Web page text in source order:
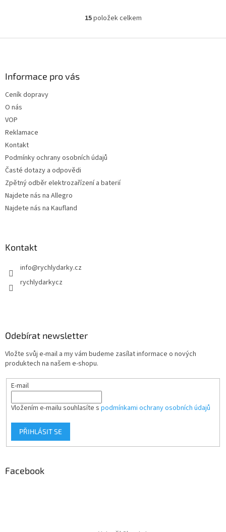
pomocníkem hravě vyrovnáte
O
l
s
15položek celkem
Informace pro vás
Ceník dopravy
O nás
VOP
Reklamace
Kontakt
Podmínky ochrany osobních údajů
Časté dotazy a odpovědi
Zpětný odběr elektrozařízení a baterií
Najdete nás na Allegro
Najdete nás na Kaufland
Kontakt
info@rychlydarky.cz
rychlydarkycz
Odebírat newsletter
Vložte svůj e-mail a my vám budeme zasílat informace o nových
produktech na našem e-shopu.
E-mail
Vložením e-mailu souhlasíte s podmínkami ochrany osobních údajů
PŘIHLÁSIT SE
Facebook